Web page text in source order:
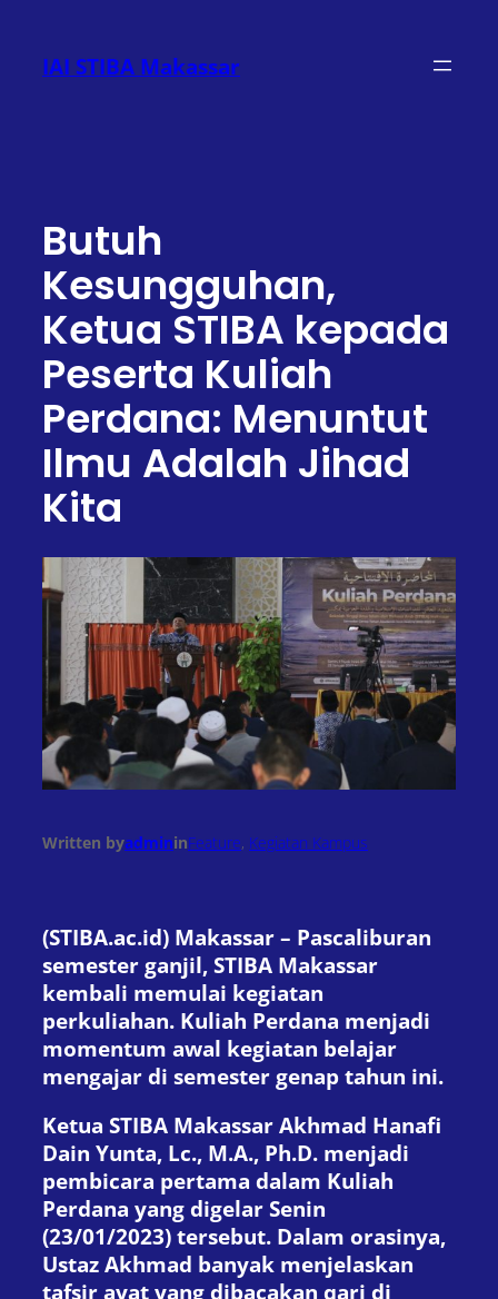
konten
IAI STIBA Makassar
Butuh
Kesungguhan,
Ketua STIBA kepada
Peserta Kuliah
Perdana: Menuntut
Ilmu Adalah Jihad
Kita
Written byadmininFeature, Kegiatan Kampus
(STIBA.ac.id) Makassar – Pascaliburan
semester ganjil, STIBA Makassar
kembali memulai kegiatan
perkuliahan. Kuliah Perdana menjadi
momentum awal kegiatan belajar
mengajar di semester genap tahun ini.
Ketua STIBA Makassar Akhmad Hanafi
Dain Yunta, Lc., M.A., Ph.D. menjadi
pembicara pertama dalam Kuliah
Perdana yang digelar Senin
(23/01/2023) tersebut. Dalam orasinya,
Ustaz Akhmad banyak menjelaskan
tafsir ayat yang dibacakan qari di